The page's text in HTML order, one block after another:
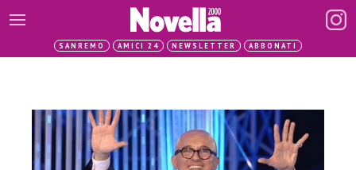
SANREMO AMICI 24 NEWSLETTER ABBONATI